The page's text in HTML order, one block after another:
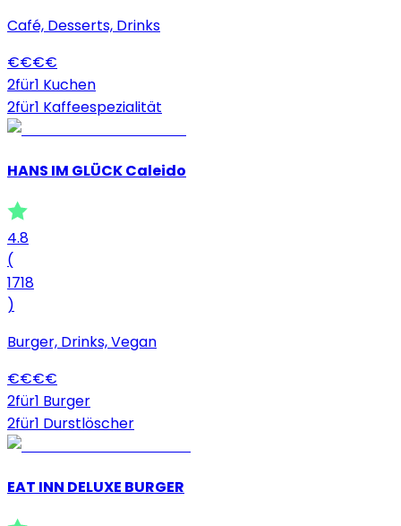
Café, Desserts, Drinks
€€€€
2für1 Kuchen
2für1 Kaffeespezialität
HANS IM GLÜCK Caleido
4.8
(
1718
)
Burger, Drinks, Vegan
€€€€
2für1 Burger
2für1 Durstlöscher
EAT INN DELUXE BURGER